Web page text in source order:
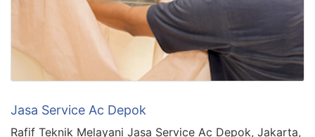
Jasa Service Ac Depok
Rafif Teknik Melayani Jasa Service Ac Depok, Jakarta,